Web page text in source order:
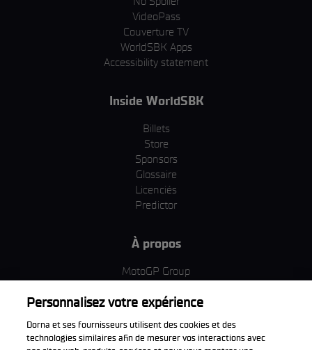
VideoPass
Couverture TV
WorldSBK Apps
Accessibility statement
Inside WorldSBK
Billets
Store
Sponsors
Glossaire
Licenciés
Predictor
À propos
MotoGP Group
Termes et conditions d'utilisation
Politique de confidentialité
Politique d’achat
Personnalisez votre expérience
Dorna et ses fournisseurs utilisent des cookies et des
technologies similaires afin de mesurer vos interactions avec